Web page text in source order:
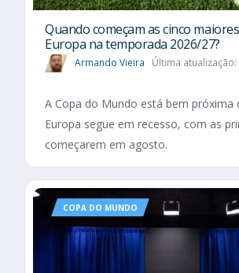
Quando começam as cinco
Europa na temporada 2026/27?
Armando Vieira Última
A Copa do Mundo está bem próxima
Europa segue em recesso, com as
começarem em agosto.
COPA DO MUNDO